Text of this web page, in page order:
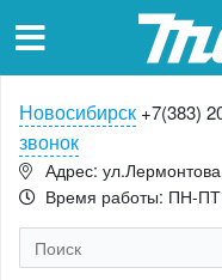
Новосибирск +7(383)
звонок
Адрес:
Время работы: ПН-